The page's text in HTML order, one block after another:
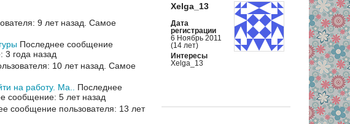
9 лет назад. Самое
Последнее сообщение
года назад
10 лет назад. Самое
на работу. Ма..
Последнее
сообщение: 5 лет назад
сообщение пользователя: 13 лет
Xelga_13
Дата
регистрации
6 Ноябрь 2011
(14 лет)
Интересы
Xelga_13